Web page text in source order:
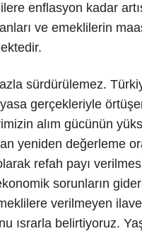
enflasyon kadar
ve emeklilerin
sürdürülemez.
gerçekleriyle
alım gücünün
yeniden değerleme
refah payı
sorunların
verilmeyen
ısrarla belirtiyoruz.